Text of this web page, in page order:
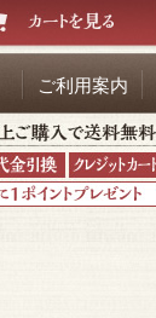
ご利用案内